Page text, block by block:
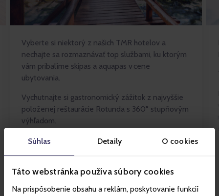
Súhlas Detaily O cookies
Táto webstránka používa súbory cookies
Na prispôsobenie obsahu a reklám, poskytovanie funkcií
Vyberte si niektorý z našich TMR hotelov a
nechajte sa rozmaznávať top službami, ku ktorým
vám pribalíme skipas a aquapas v cene
ubytovania.
Vychutnajte si gastronomický zážitok z najvyššie
položenej reštaurácie Rotunda s 360° stupňovým
výhľadom.
Urobte si prestávku a pred nástupom na lanovku
na okolie a ovečka Valaška.